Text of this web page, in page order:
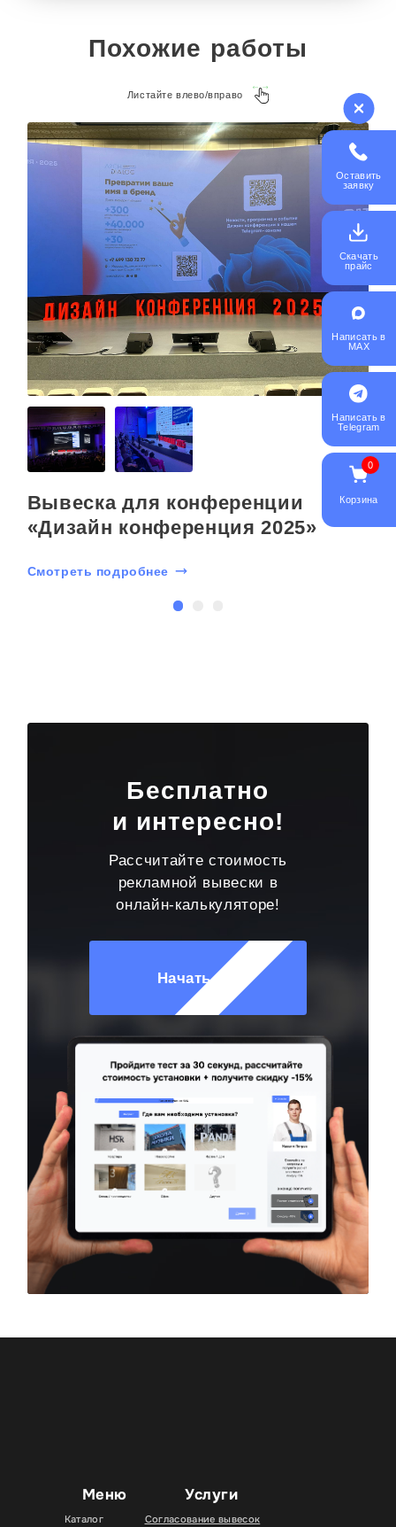
Похожие работы
Листайте влево/вправо
Вывеска для конференции
«Дизайн конференция 2025»
Смотреть подробнее
Бесплатно
и интересно!
Рассчитайте стоимость
рекламной вывески в
онлайн-калькуляторе!
Начать
Оставить
заявку
Скачать
прайс
Написать в
MAX
Написать в
Telegram
0
Корзина
Меню
Каталог
Услуги
Согласование вывесок